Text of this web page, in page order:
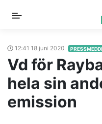
12:41 18 juni 2020
Vd för
hela sin
emission